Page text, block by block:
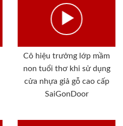
Cô hiệu trưởng lớp mầm
non tuổi thơ khi sử dụng
cửa nhựa giả gỗ cao cấp
SaiGonDoor